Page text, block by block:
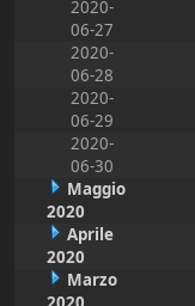
2020-
06-27
2020-
06-28
2020-
06-29
2020-
06-30
Maggio
2020
Aprile
2020
Marzo